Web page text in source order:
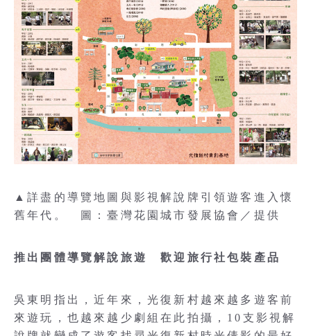
▲詳盡的導覽地圖與影視解說牌引領遊客進入懷
舊年代。 圖：臺灣花園城市發展協會／提供
推出團體導覽解說旅遊 歡迎旅行社包裝產品
吳東明指出，近年來，光復新村越來越多遊客前
來遊玩，也越來越少劇組在此拍攝，10支影視解